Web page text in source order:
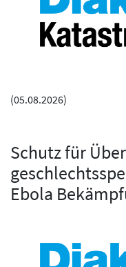
(05.08.2026)
Schutz für
Ebola